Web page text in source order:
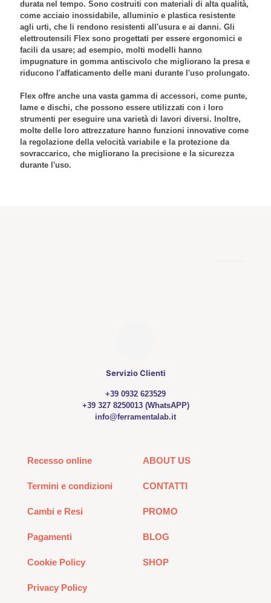
durata nel tempo. Sono costruiti con materiali di alta qualità,
come acciaio inossidabile, alluminio e plastica resistente
agli urti, che li rendono resistenti all'usura e ai danni. Gli
elettroutensili Flex sono progettati per essere ergonomici e
facili da usare; ad esempio, molti modelli hanno
impugnature in gomma antiscivolo che migliorano la presa e
riducono l'affaticamento delle mani durante l'uso prolungato.
Flex offre anche una vasta gamma di accessori, come punte,
lame e dischi, che possono essere utilizzati con i loro
strumenti per eseguire una varietà di lavori diversi. Inoltre,
molte delle loro attrezzature hanno funzioni innovative come
la regolazione della velocità variabile e la protezione da
sovraccarico, che migliorano la precisione e la sicurezza
durante l'uso.
Servizio Clienti
+39 0932 623529
+39 327 8250013 (WhatsAPP)
info@ferramentalab.it
Recesso online
Termini e condizioni
Cambi e Resi
Pagamenti
Cookie Policy
Privacy Policy
ABOUT US
CONTATTI
PROMO
BLOG
SHOP